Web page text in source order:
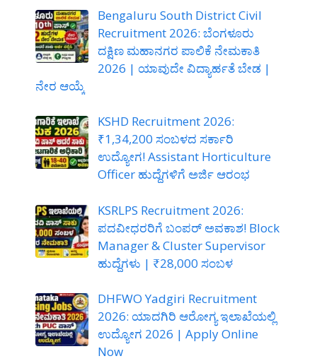
Bengaluru South District Civil
Recruitment 2026: ಬೆಂಗಳೂರು
ದಕ್ಷಿಣ ಮಹಾನಗರ ಪಾಲಿಕೆ ನೇಮಕಾತಿ
2026 | ಯಾವುದೇ ವಿದ್ಯಾರ್ಹತೆ ಬೇಡ |
ನೇರ ಆಯ್ಕೆ
KSHD Recruitment 2026:
₹1,34,200 ಸಂಬಳದ ಸರ್ಕಾರಿ
ಉದ್ಯೋಗ! Assistant Horticulture
Officer ಹುದ್ದೆಗಳಿಗೆ ಅರ್ಜಿ ಆರಂಭ
KSRLPS Recruitment 2026:
ಪದವೀಧರರಿಗೆ ಬಂಪರ್ ಅವಕಾಶ! Block
Manager & Cluster Supervisor
ಹುದ್ದೆಗಳು | ₹28,000 ಸಂಬಳ
DHFWO Yadgiri Recruitment
2026: ಯಾದಗಿರಿ ಆರೋಗ್ಯ ಇಲಾಖೆಯಲ್ಲಿ
ಉದ್ಯೋಗ 2026 | Apply Online
Now